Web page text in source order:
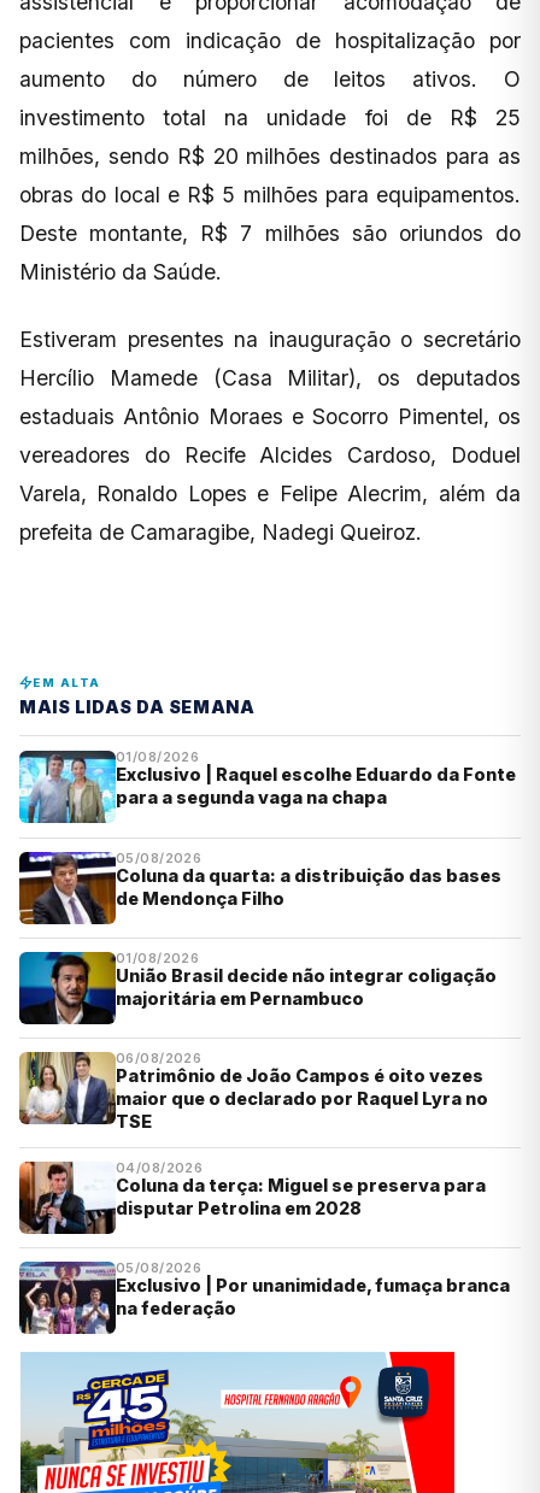
pacientes com indicação de hospitalização por
aumento do número de leitos ativos. O
investimento total na unidade foi de R$ 25
milhões, sendo R$ 20 milhões destinados para as
obras do local e R$ 5 milhões para equipamentos.
Deste montante, R$ 7 milhões são oriundos do
Ministério da Saúde.
Estiveram presentes na inauguração o secretário
Hercílio Mamede (Casa Militar), os deputados
estaduais Antônio Moraes e Socorro Pimentel, os
vereadores do Recife Alcides Cardoso, Doduel
Varela, Ronaldo Lopes e Felipe Alecrim, além da
prefeita de Camaragibe, Nadegi Queiroz.
EM ALTA
MAIS LIDAS DA SEMANA
01/08/2026
Exclusivo | Raquel escolhe Eduardo da Fonte
para a segunda vaga na chapa
05/08/2026
Coluna da quarta: a distribuição das bases
de Mendonça Filho
01/08/2026
União Brasil decide não integrar coligação
majoritária em Pernambuco
06/08/2026
Patrimônio de João Campos é oito vezes
maior que o declarado por Raquel Lyra no
TSE
04/08/2026
Coluna da terça: Miguel se preserva para
disputar Petrolina em 2028
05/08/2026
Exclusivo | Por unanimidade, fumaça branca
na federação